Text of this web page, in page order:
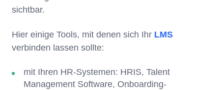
sichtbar.
Hier einige Tools, mit denen sich Ihr LMS
verbinden lassen sollte:
mit Ihren HR-Systemen: HRIS, Talent
Management Software, Onboarding-